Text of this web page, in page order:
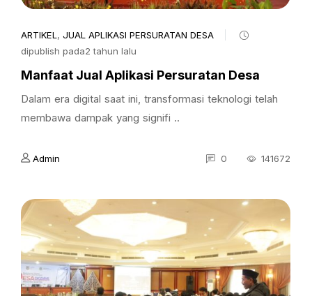
ARTIKEL , JUAL APLIKASI PERSURATAN DESA
dipublish pada2 tahun lalu
Manfaat Jual Aplikasi Persuratan Desa
Dalam era digital saat ini, transformasi teknologi telah
membawa dampak yang signifi ..
Admin 0 141672